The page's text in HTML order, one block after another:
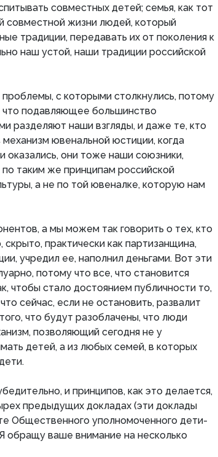
совместных детей; семья, как тот
совместной жизни людей, который
традиции, передавать их от поколения к
наш устой, наши традиции российской
с которыми столкнулись, потому
подавляющее большинство
разделяют наши взгляды, и даже те, кто
ювенальной юстиции, когда
оказались, они тоже наши союзники,
таким же принципам российской
а не по той ювеналке, которую нам
а мы можем так говорить о тех, кто
скрыто, практически как партизанщина,
учредил ее, наполнил деньгами. Вот эти
потому что все, что становится
чтобы стало достоянием публичности то,
сейчас, если не остановить, развалит
что будут разоблачены, что люди
позволяющий сегодня не у
детей, а из любых семей, в которых
и принципов, как это делается,
предыдущих докладах (эти доклады
Общественного уполномоченного дети-
ваше внимание на несколько